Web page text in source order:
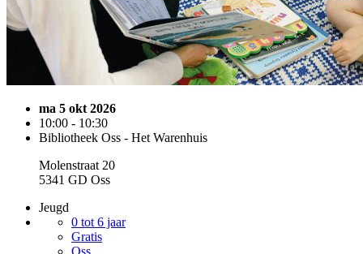
ma 5 okt 2026
10:00 - 10:30
Bibliotheek Oss - Het Warenhuis
Molenstraat 20
5341 GD Oss
Jeugd
0 tot 6 jaar
Gratis
Oss